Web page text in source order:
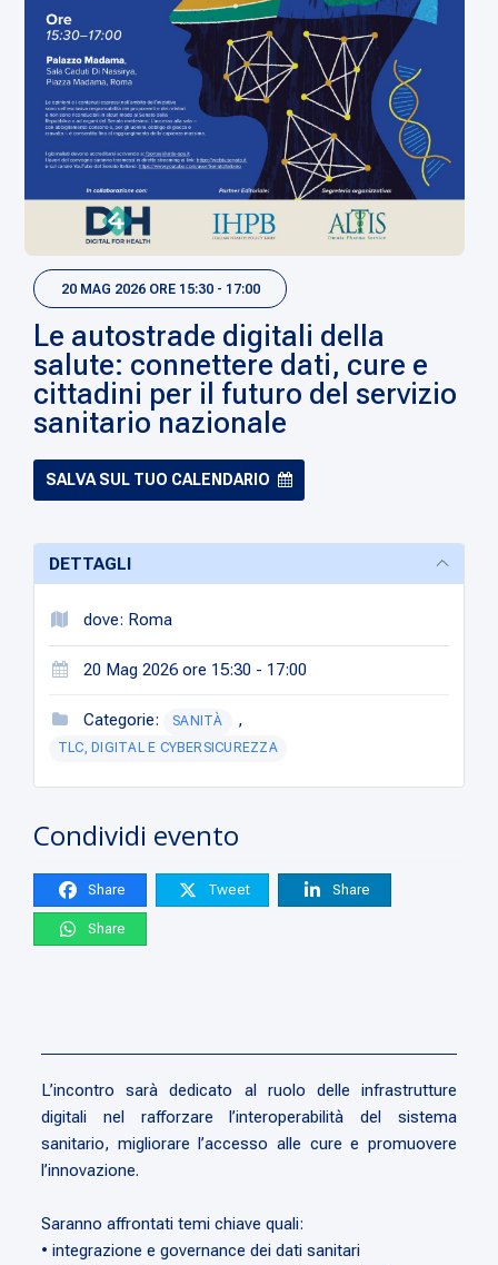
20 MAG 2026 ORE 15:30 - 17:00
Le autostrade digitali della
salute: connettere dati, cure e
cittadini per il futuro del servizio
sanitario nazionale
SALVA SUL TUO CALENDARIO
DETTAGLI
dove: Roma
20 Mag 2026 ore 15:30 - 17:00
Categorie: SANITÀ ,
TLC, DIGITAL E CYBERSICUREZZA
Condividi evento
Share Tweet Share
Share
L’incontro sarà dedicato al ruolo delle infrastrutture
digitali nel rafforzare l’interoperabilità del sistema
sanitario, migliorare l’accesso alle cure e promuovere
l’innovazione.
Saranno affrontati temi chiave quali:
• integrazione e governance dei dati sanitari